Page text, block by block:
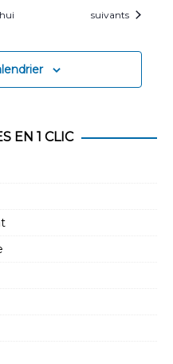
Évènements
suivants
EN 1 CLIC